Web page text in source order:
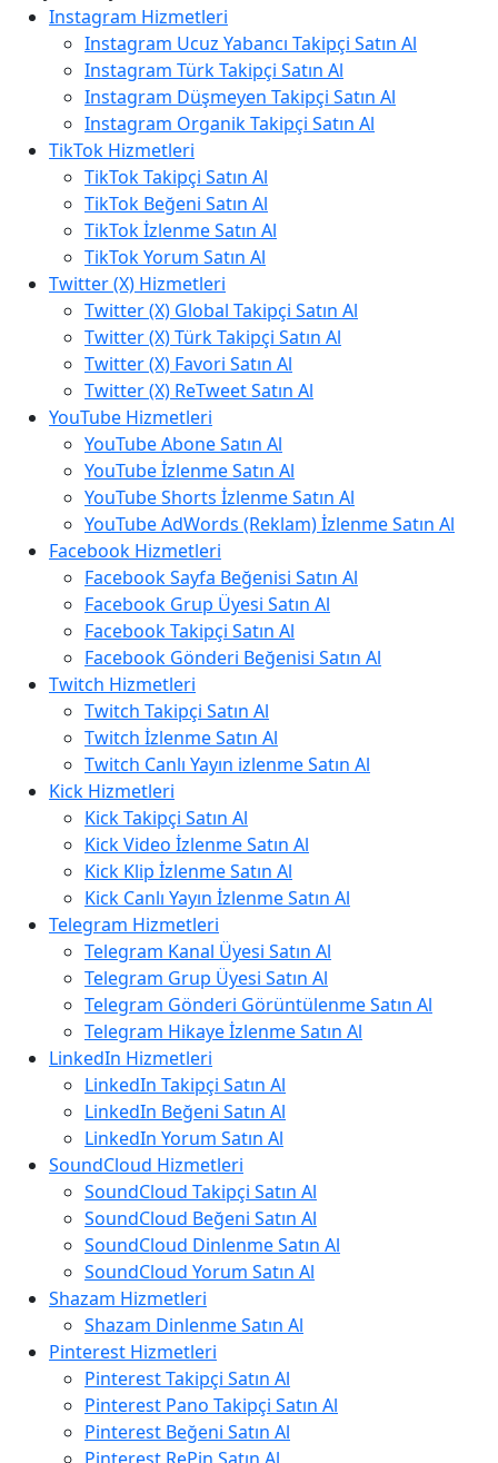
Instagram Hizmetleri
Instagram Ucuz Yabancı Takipçi Satın Al
Instagram Türk Takipçi Satın Al
Instagram Düşmeyen Takipçi Satın Al
Instagram Organik Takipçi Satın Al
TikTok Hizmetleri
TikTok Takipçi Satın Al
TikTok Beğeni Satın Al
TikTok İzlenme Satın Al
TikTok Yorum Satın Al
Twitter (X) Hizmetleri
Twitter (X) Global Takipçi Satın Al
Twitter (X) Türk Takipçi Satın Al
Twitter (X) Favori Satın Al
Twitter (X) ReTweet Satın Al
YouTube Hizmetleri
YouTube Abone Satın Al
YouTube İzlenme Satın Al
YouTube Shorts İzlenme Satın Al
YouTube AdWords (Reklam) İzlenme Satın Al
Facebook Hizmetleri
Facebook Sayfa Beğenisi Satın Al
Facebook Grup Üyesi Satın Al
Facebook Takipçi Satın Al
Facebook Gönderi Beğenisi Satın Al
Twitch Hizmetleri
Twitch Takipçi Satın Al
Twitch İzlenme Satın Al
Twitch Canlı Yayın izlenme Satın Al
Kick Hizmetleri
Kick Takipçi Satın Al
Kick Video İzlenme Satın Al
Kick Klip İzlenme Satın Al
Kick Canlı Yayın İzlenme Satın Al
Telegram Hizmetleri
Telegram Kanal Üyesi Satın Al
Telegram Grup Üyesi Satın Al
Telegram Gönderi Görüntülenme Satın Al
Telegram Hikaye İzlenme Satın Al
LinkedIn Hizmetleri
LinkedIn Takipçi Satın Al
LinkedIn Beğeni Satın Al
LinkedIn Yorum Satın Al
SoundCloud Hizmetleri
SoundCloud Takipçi Satın Al
SoundCloud Beğeni Satın Al
SoundCloud Dinlenme Satın Al
SoundCloud Yorum Satın Al
Shazam Hizmetleri
Shazam Dinlenme Satın Al
Pinterest Hizmetleri
Pinterest Takipçi Satın Al
Pinterest Pano Takipçi Satın Al
Pinterest Beğeni Satın Al